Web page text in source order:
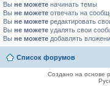
Вы не можете начинать темы
Вы не можете отвечать на
Вы не можете редактировать
Вы не можете удалять свои
Вы не можете добавлять
Список форумов
Создано на основе